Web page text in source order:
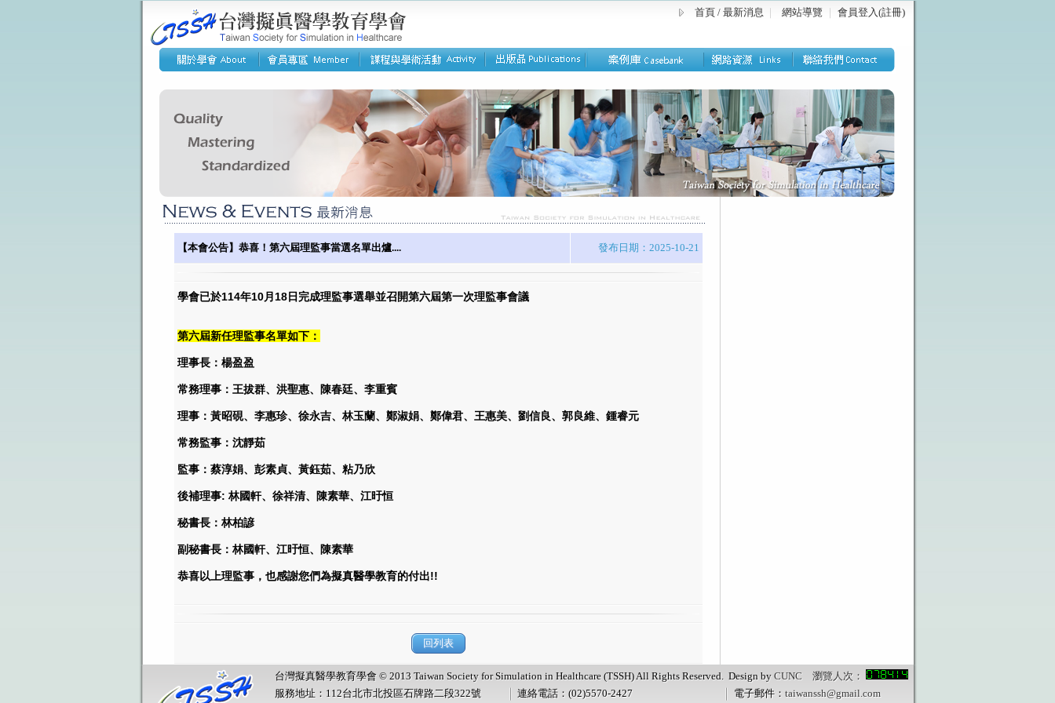
首頁 / 最新消息 網站導覽 會員登入(註冊)
【本會公告】恭喜！第六屆理監事當選名單出爐.... 發布日期：2025-10-21
學會已於114年10月 18日完成理監事選舉並召開第六屆第一次理監事會議
第六屆新任理監事名單如下：
理事長：楊盈盈
常務理事：王拔群、洪聖惠、陳春廷、李重賓
理事：黃昭硯、李惠珍、徐永吉、林玉蘭、鄭淑娟、鄭偉君、王惠美、劉信良、郭良維、鍾睿元
常務監事：沈靜茹
監事：蔡淳娟、彭素貞、黃鈺茹、粘乃欣
後補理事: 林國軒、徐祥清、陳素華、江旴恒
秘書長：林柏諺
副秘書長：林國軒、江旴恒、陳素華
恭喜以上理監事，也感謝您們為擬真醫學教育的付出!!
回列表
台灣擬真醫學教育學會 © 2013 Taiwan Society for Simulation in Healthcare (TSSH) All Rights Reserved. Design by CUNC 瀏覽人次：
服務地址：112台北市北投區石牌路二段322號
連絡電話：(02)5570-2427 電子郵件： taiwanssh@gmail.com